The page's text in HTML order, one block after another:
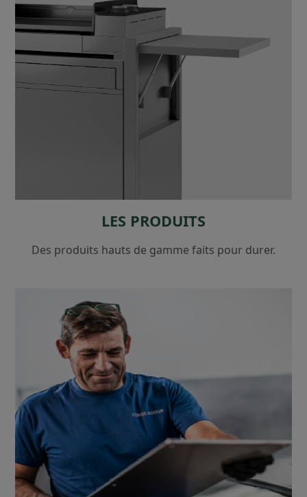
LES PRODUITS
Des produits hauts de gamme faits pour durer.